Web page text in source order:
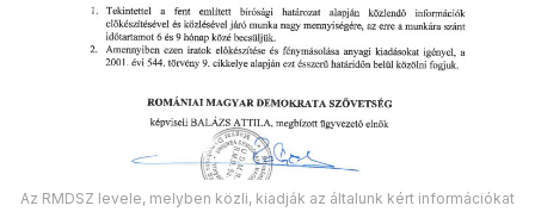
Az RMDSZ levele, melyben közli, kiadják az általunk kért információkat